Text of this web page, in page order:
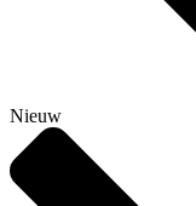
Nieuw